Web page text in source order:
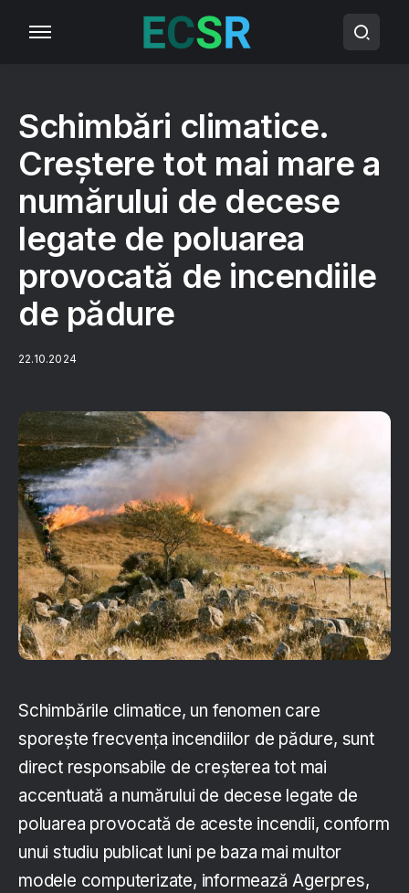
Schimbări climatice.
Creştere tot mai mare a
numărului de decese
legate de poluarea
provocată de incendiile
de pădure
22.10.2024
Schimbările climatice, un fenomen care
sporeşte frecvenţa incendiilor de pădure, sunt
direct responsabile de creşterea tot mai
accentuată a numărului de decese legate de
poluarea provocată de aceste incendii, conform
unui studiu publicat luni pe baza mai multor
modele computerizate, informează Agerpres,